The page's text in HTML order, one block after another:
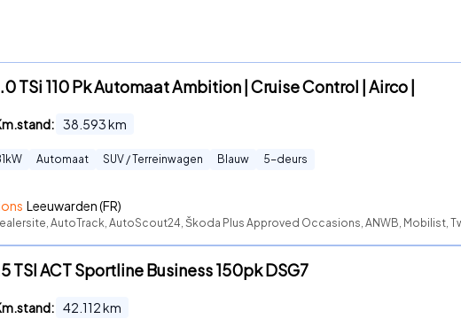
TSi 110 Pk Automaat Ambition | Cruise Control | Airco |
38.593km
kW Automaat SUV / Terreinwagen Blauw 5-deurs
Leeuwarden (FR)
AutoTrack, AutoScout24, Škoda Plus Approved Occasions, ANWB, Mobilist,
TSI ACT Sportline Business 150pk DSG7
42.112km